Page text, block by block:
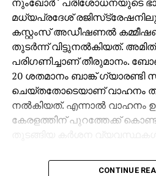
മധ്യപ്രദേശ്
കസ്റ്റംസ് അഡീഷണല്‍
തുടര്‍ന്ന് വിട്ടുനല്‍കിയത്.
പരിഗണിച്ചാണ് തീരുമാനം.
20 ശതമാനം ബാങ്ക് ഗ്യാരണ്ടി
ചെയ്തതോടെയാണ് വാഹനം
നല്‍കിയത്. എന്നാല്‍ വാഹനം
കേരളത്തിന് പുറത്തേക്ക്
ഭൂട്ടാനില്‍ നിന്ന് നികുതി
CONTINUE